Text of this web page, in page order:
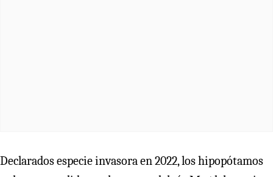
Declarados especie invasora en 2022, los hipopótamos